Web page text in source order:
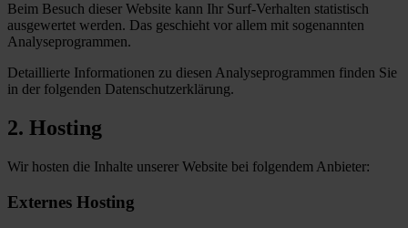
Beim Besuch dieser Website kann Ihr Surf-Verhalten statistisch
ausgewertet werden. Das geschieht vor allem mit sogenannten
Analyseprogrammen.
Detaillierte Informationen zu diesen Analyseprogrammen finden Sie
in der folgenden Datenschutzerklärung.
2. Hosting
Wir hosten die Inhalte unserer Website bei folgendem Anbieter:
Externes Hosting